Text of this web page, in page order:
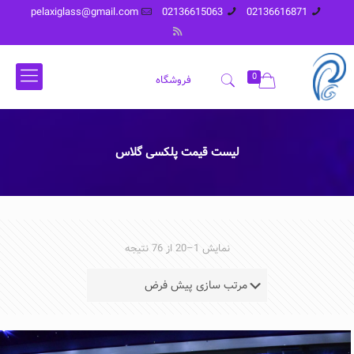
02136616871
02136615063
pelaxiglass@gmail.com
0 فروشگاه
لیست قیمت پلکسی گلاس
نمایش 1–20 از 76 نتیجه